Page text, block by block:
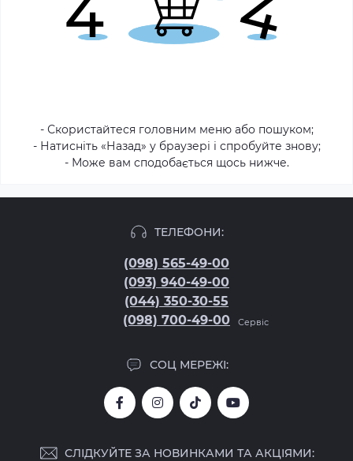
- Скористайтеся головним меню або пошуком;
- Натисніть «Назад» у браузері і спробуйте знову;
- Може вам сподобається щось нижче.
ТЕЛЕФОНИ:
(098) 565-49-00
(093) 940-49-00
(044) 350-30-55
(098) 700-49-00
Сервіс
СОЦ МЕРЕЖІ:
СЛІДКУЙТЕ ЗА НОВИНКАМИ ТА АКЦІЯМИ: